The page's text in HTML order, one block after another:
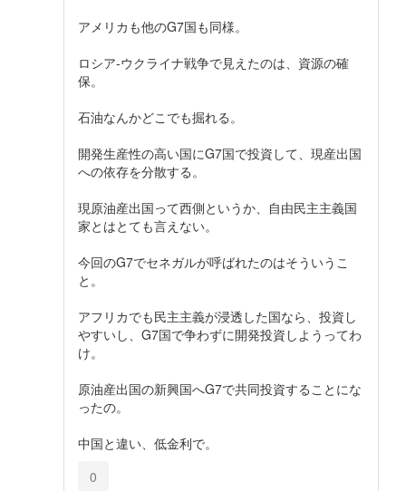
アメリカも他のG7国も同様。
ロシア-ウクライナ戦争で見えたのは、資源の確
保。
石油なんかどこでも掘れる。
開発生産性の高い国にG7国で投資して、現産出国
への依存を分散する。
現原油産出国って西側というか、自由民主主義国
家とはとても言えない。
今回のG7でセネガルが呼ばれたのはそういうこ
と。
アフリカでも民主主義が浸透した国なら、投資し
やすいし、G7国で争わずに開発投資しようってわ
け。
原油産出国の新興国へG7で共同投資することにな
ったの。
中国と違い、低金利で。
0